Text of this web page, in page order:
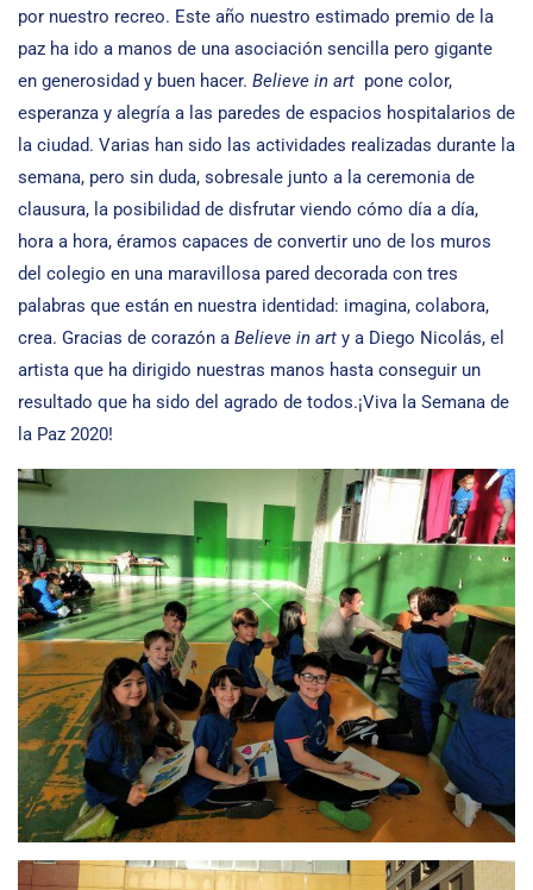
por nuestro recreo. Este año nuestro estimado premio de la
paz ha ido a manos de una asociación sencilla pero gigante
en generosidad y buen hacer. Believe in art pone color,
esperanza y alegría a las paredes de espacios hospitalarios de
la ciudad. Varias han sido las actividades realizadas durante la
semana, pero sin duda, sobresale junto a la ceremonia de
clausura, la posibilidad de disfrutar viendo cómo día a día,
hora a hora, éramos capaces de convertir uno de los muros
del colegio en una maravillosa pared decorada con tres
palabras que están en nuestra identidad: imagina, colabora,
crea. Gracias de corazón a Believe in art y a Diego Nicolás, el
artista que ha dirigido nuestras manos hasta conseguir un
resultado que ha sido del agrado de todos.¡Viva la Semana de
la Paz 2020!